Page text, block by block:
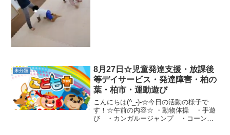
未分類
8月27日☆児童発達支援・放課後
等デイサービス・発達障害・柏の
葉・柏市・運動遊び
こんにちは(^_-)-☆今日の活動の様子で
す！☆午前の内容☆ ・動物体操 ・手遊
び ・カンガルージャンプ ・コーンカ